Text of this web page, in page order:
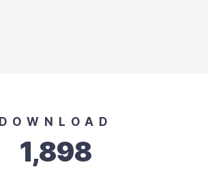
DOWNLOAD
1,898